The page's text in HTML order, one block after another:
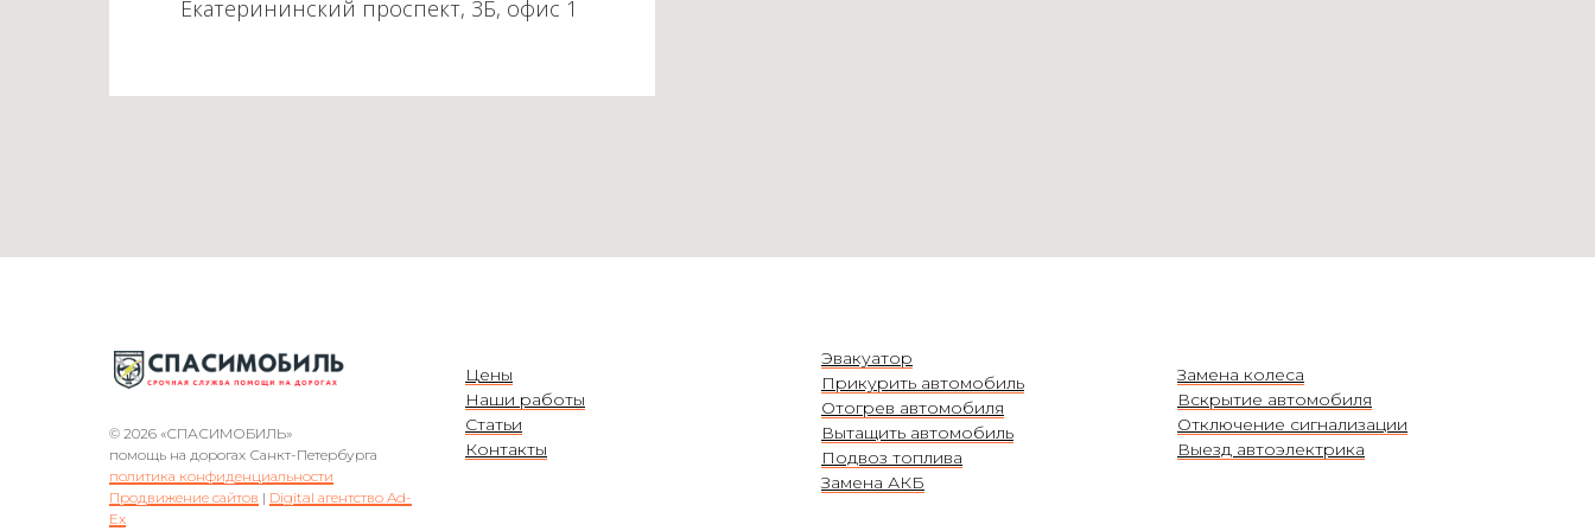
Екатерининский проспект, 3Б, офис 1
© 2026 «СПАСИМОБИЛЬ»
помощь на дорогах Санкт-Петербурга
политика конфиденциальности
Продвижение сайтов | Digital агентство Ad-
Ex
Цены
Наши работы
Статьи
Контакты
Эвакуатор
Прикурить автомобиль
Отогрев автомобиля
Вытащить автомобиль
Подвоз топлива
Замена АКБ
Замена колеса
Вскрытие автомобиля
Отключение сигнализации
Выезд автоэлектрика